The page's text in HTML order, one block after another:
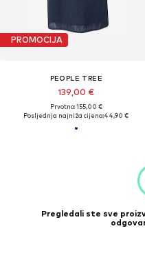
PROMOCIJA
PEOPLE TREE
139,00 €
Prvotno: 155,00 €
Posljednja najniža cijena:44,90 €
Pregledali ste sve